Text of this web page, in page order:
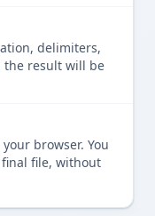
delimiters,
the result will be
browser. You
file, without